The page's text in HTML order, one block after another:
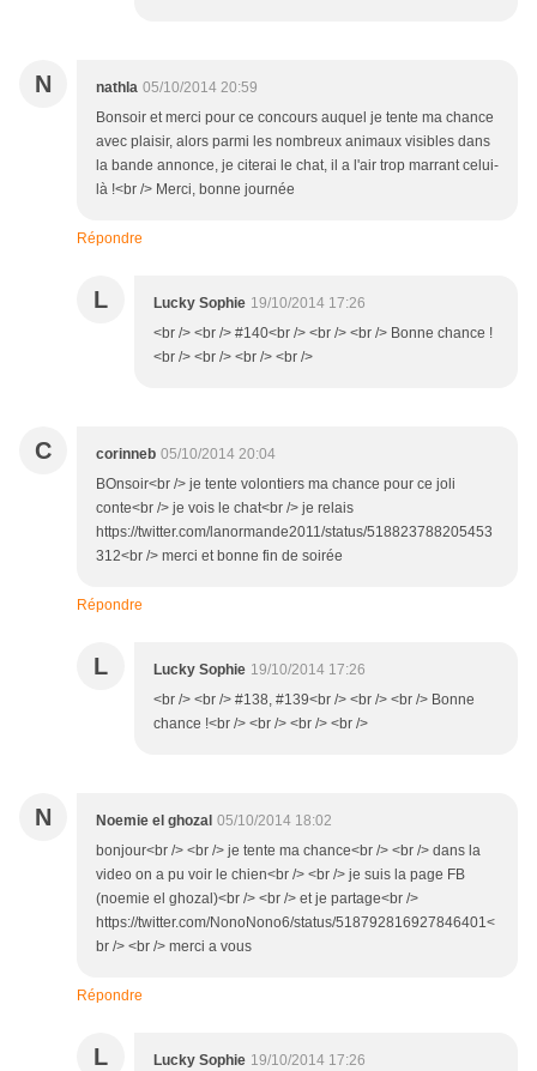
N nathla 05/10/2014 20:59
Bonsoir et merci pour ce concours auquel je tente ma chance
avec plaisir, alors parmi les nombreux animaux visibles dans
la bande annonce, je citerai le chat, il a l'air trop marrant celui-
là !<br /> Merci, bonne journée
Répondre
L Lucky Sophie 19/10/2014 17:26
<br /> <br /> #140<br /> <br /> <br /> Bonne chance !
<br /> <br /> <br /> <br />
C corinneb 05/10/2014 20:04
BOnsoir<br /> je tente volontiers ma chance pour ce joli
conte<br /> je vois le chat<br /> je relais
https://twitter.com/lanormande2011/status/518823788205453
312<br /> merci et bonne fin de soirée
Répondre
L Lucky Sophie 19/10/2014 17:26
<br /> <br /> #138, #139<br /> <br /> <br /> Bonne
chance !<br /> <br /> <br /> <br />
N Noemie el ghozal 05/10/2014 18:02
bonjour<br /> <br /> je tente ma chance<br /> <br /> dans la
video on a pu voir le chien<br /> <br /> je suis la page FB
(noemie el ghozal)<br /> <br /> et je partage<br />
https://twitter.com/NonoNono6/status/518792816927846401<
br /> <br /> merci a vous
Répondre
L Lucky Sophie 19/10/2014 17:26